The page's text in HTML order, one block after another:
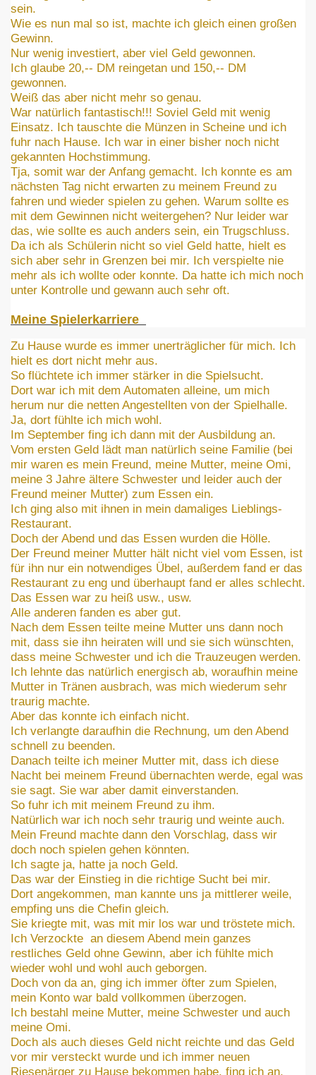
sein.
Wie es nun mal so ist, machte ich gleich einen großen
Gewinn.
Nur wenig investiert, aber viel Geld gewonnen.
Ich glaube 20,-- DM reingetan und 150,-- DM
gewonnen.
Weiß das aber nicht mehr so genau.
War natürlich fantastisch!!! Soviel Geld mit wenig
Einsatz. Ich tauschte die Münzen in Scheine und ich
fuhr nach Hause. Ich war in einer bisher noch nicht
gekannten Hochstimmung.
Tja, somit war der Anfang gemacht. Ich konnte es am
nächsten Tag nicht erwarten zu meinem Freund zu
fahren und wieder spielen zu gehen. Warum sollte es
mit dem Gewinnen nicht weitergehen? Nur leider war
das, wie sollte es auch anders sein, ein Trugschluss.
Da ich als Schülerin nicht so viel Geld hatte, hielt es
sich aber sehr in Grenzen bei mir. Ich verspielte nie
mehr als ich wollte oder konnte. Da hatte ich mich noch
unter Kontrolle und gewann auch sehr oft.
Meine Spielerkarriere
Zu Hause wurde es immer unerträglicher für mich. Ich
hielt es dort nicht mehr aus.
So flüchtete ich immer stärker in die Spielsucht.
Dort war ich mit dem Automaten alleine, um mich
herum nur die netten Angestellten von der Spielhalle.
Ja, dort fühlte ich mich wohl.
Im September fing ich dann mit der Ausbildung an.
Vom ersten Geld lädt man natürlich seine Familie (bei
mir waren es mein Freund, meine Mutter, meine Omi,
meine 3 Jahre ältere Schwester und leider auch der
Freund meiner Mutter) zum Essen ein.
Ich ging also mit ihnen in mein damaliges Lieblings-
Restaurant.
Doch der Abend und das Essen wurden die Hölle.
Der Freund meiner Mutter hält nicht viel vom Essen, ist
für ihn nur ein notwendiges Übel, außerdem fand er das
Restaurant zu eng und überhaupt fand er alles schlecht.
Das Essen war zu heiß usw., usw.
Alle anderen fanden es aber gut.
Nach dem Essen teilte meine Mutter uns dann noch
mit, dass sie ihn heiraten will und sie sich wünschten,
dass meine Schwester und ich die Trauzeugen werden.
Ich lehnte das natürlich energisch ab, woraufhin meine
Mutter in Tränen ausbrach, was mich wiederum sehr
traurig machte.
Aber das konnte ich einfach nicht.
Ich verlangte daraufhin die Rechnung, um den Abend
schnell zu beenden.
Danach teilte ich meiner Mutter mit, dass ich diese
Nacht bei meinem Freund übernachten werde, egal was
sie sagt. Sie war aber damit einverstanden.
So fuhr ich mit meinem Freund zu ihm.
Natürlich war ich noch sehr traurig und weinte auch.
Mein Freund machte dann den Vorschlag, dass wir
doch noch spielen gehen könnten.
Ich sagte ja, hatte ja noch Geld.
Das war der Einstieg in die richtige Sucht bei mir.
Dort angekommen, man kannte uns ja mittlerer weile,
empfing uns die Chefin gleich.
Sie kriegte mit, was mit mir los war und tröstete mich.
Ich Verzockte an diesem Abend mein ganzes
restliches Geld ohne Gewinn, aber ich fühlte mich
wieder wohl und wohl auch geborgen.
Doch von da an, ging ich immer öfter zum Spielen,
mein Konto war bald vollkommen überzogen.
Ich bestahl meine Mutter, meine Schwester und auch
meine Omi.
Doch als auch dieses Geld nicht reichte und das Geld
vor mir versteckt wurde und ich immer neuen
Riesenärger zu Hause bekommen habe, fing ich an,